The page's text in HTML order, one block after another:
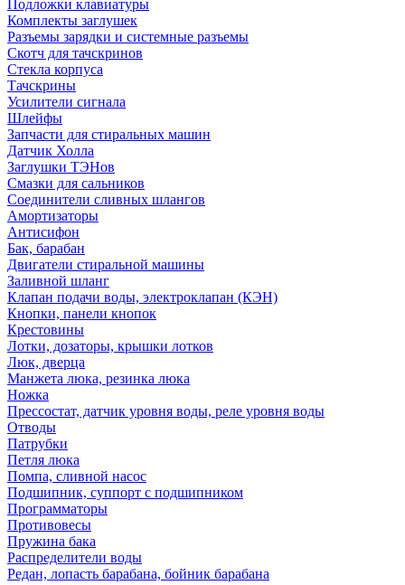
Подложки клавиатуры
Комплекты заглушек
Разъемы зарядки и системные разъемы
Скотч для тачскринов
Стекла корпуса
Тачскрины
Усилители сигнала
Шлейфы
Запчасти для стиральных машин
Датчик Холла
Заглушки ТЭНов
Смазки для сальников
Соединители сливных шлангов
Амортизаторы
Антисифон
Бак, барабан
Двигатели стиральной машины
Заливной шланг
Клапан подачи воды, электроклапан (КЭН)
Кнопки, панели кнопок
Крестовины
Лотки, дозаторы, крышки лотков
Люк, дверца
Манжета люка, резинка люка
Ножка
Прессостат, датчик уровня воды, реле уровня воды
Отводы
Патрубки
Петля люка
Помпа, сливной насос
Подшипник, суппорт с подшипником
Программаторы
Противовесы
Пружина бака
Распределители воды
Редан, лопасть барабана, бойник барабана